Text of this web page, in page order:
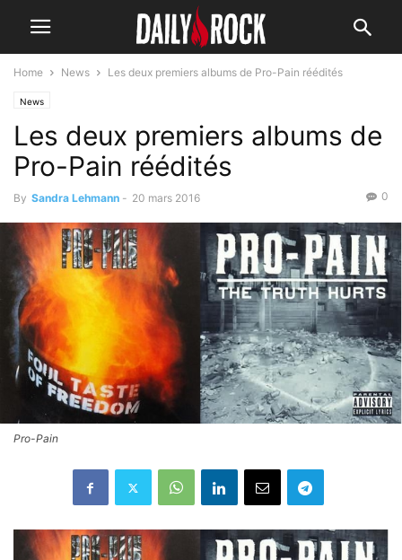
Home News Les deux premiers albums de Pro-Pain réédités
News
Les deux premiers albums de
Pro-Pain réédités
By Sandra Lehmann - 20 mars 2016 0
Pro-Pain